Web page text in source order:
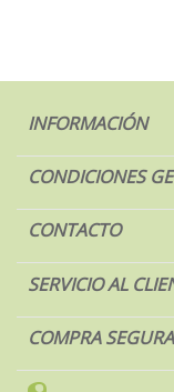
INFORMACIÓN
CONDICIONES
CONTACTO
SERVICIO AL
COMPRA SEGURA